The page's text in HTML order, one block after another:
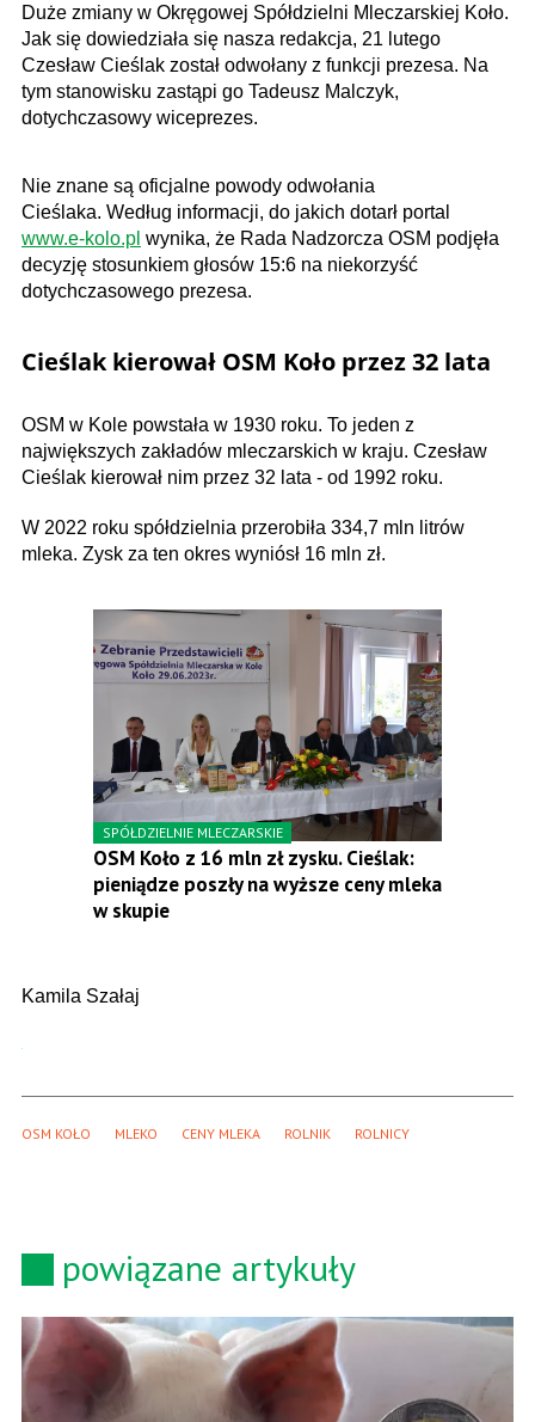
Duże zmiany w Okręgowej Spółdzielni Mleczarskiej Koło.
Jak się dowiedziała się nasza redakcja, 21 lutego
Czesław Cieślak został odwołany z funkcji prezesa. Na
tym stanowisku zastąpi go Tadeusz Malczyk,
dotychczasowy wiceprezes.
Nie znane są oficjalne powody odwołania
Cieślaka. Według informacji, do jakich dotarł portal
www.e-kolo.pl wynika, że Rada Nadzorcza OSM podjęła
decyzję stosunkiem głosów 15:6 na niekorzyść
dotychczasowego prezesa.
Cieślak kierował OSM Koło przez 32 lata
OSM w Kole powstała w 1930 roku. To jeden z
największych zakładów mleczarskich w kraju. Czesław
Cieślak kierował nim przez 32 lata - od 1992 roku.
W 2022 roku spółdzielnia przerobiła 334,7 mln litrów
mleka. Zysk za ten okres wyniósł 16 mln zł.
SPÓŁDZIELNIE MLECZARSKIE
OSM Koło z 16 mln zł zysku. Cieślak:
pieniądze poszły na wyższe ceny mleka
w skupie
Kamila Szałaj
OSM KOŁO MLEKO CENY MLEKA ROLNIK ROLNICY
powiązane artykuły